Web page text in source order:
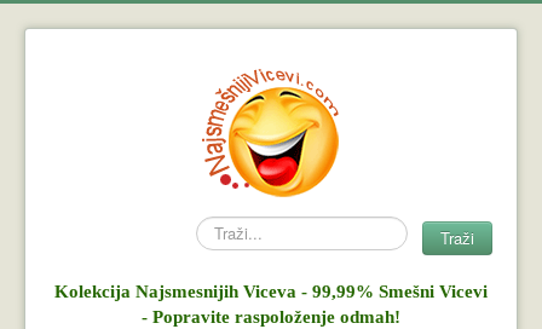
Search Traži
Kolekcija Najsmesnijih Viceva - 99,99% Smešni Vicevi
- Popravite raspoloženje odmah!